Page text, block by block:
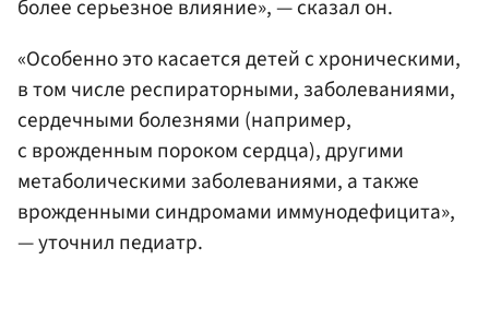
более серьезное влияние», — сказал он.
«Особенно это касается детей с хроническими,
в том числе респираторными, заболеваниями,
сердечными болезнями (например,
с врожденным пороком сердца), другими
метаболическими заболеваниями, а также
врожденными синдромами иммунодефицита»,
— уточнил педиатр.